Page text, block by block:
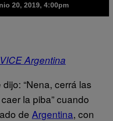
20, 2019, 4:00pm
VICE Argentina
“Nena, cerrá las
la piba” cuando
de Argentina, con